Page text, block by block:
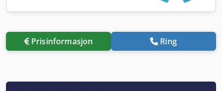
Prisinformasjon Ring